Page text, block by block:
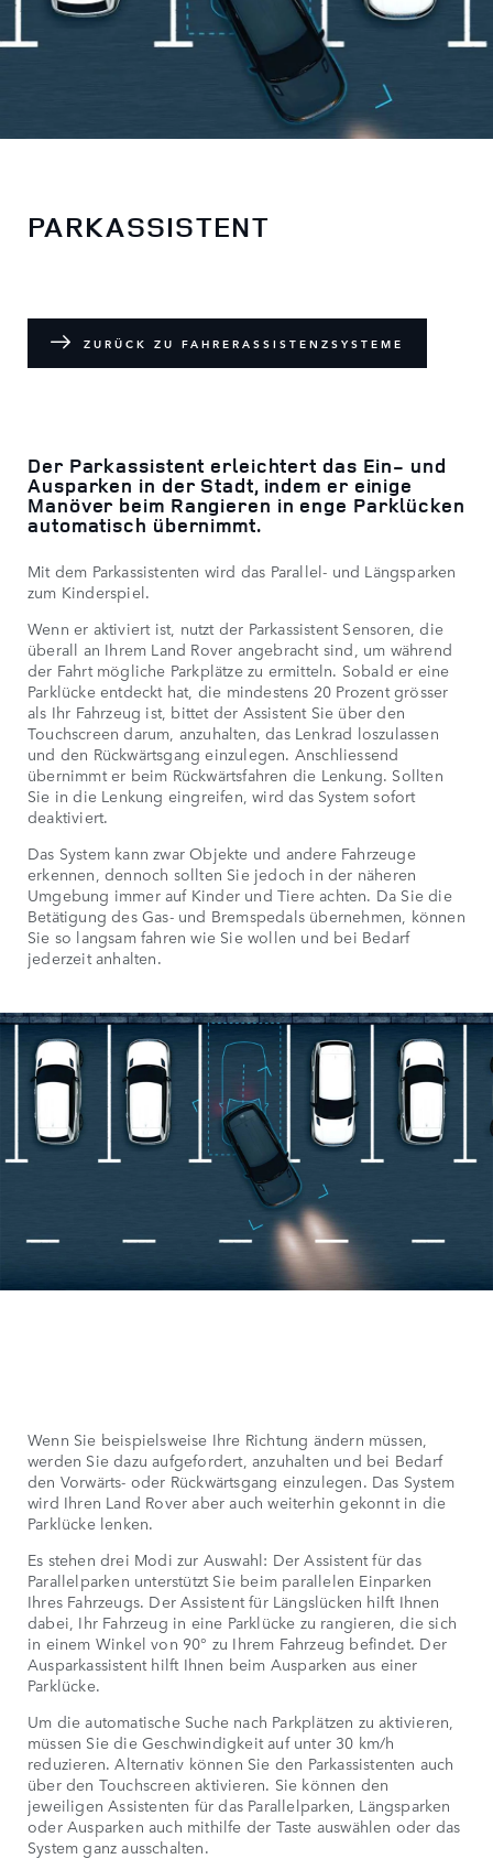
PARKASSISTENT
ZURÜCK ZU FAHRERASSISTENZSYSTEME
Der Parkassistent erleichtert das Ein- und
Ausparken in der Stadt, indem er einige
Manöver beim Rangieren in enge Parklücken
automatisch übernimmt.
Mit dem Parkassistenten wird das Parallel- und Längsparken
zum Kinderspiel.
Wenn er aktiviert ist, nutzt der Parkassistent Sensoren, die
überall an Ihrem Land Rover angebracht sind, um während
der Fahrt mögliche Parkplätze zu ermitteln. Sobald er eine
Parklücke entdeckt hat, die mindestens 20 Prozent grösser
als Ihr Fahrzeug ist, bittet der Assistent Sie über den
Touchscreen darum, anzuhalten, das Lenkrad loszulassen
und den Rückwärtsgang einzulegen. Anschliessend
übernimmt er beim Rückwärtsfahren die Lenkung. Sollten
Sie in die Lenkung eingreifen, wird das System sofort
deaktiviert.
Das System kann zwar Objekte und andere Fahrzeuge
erkennen, dennoch sollten Sie jedoch in der näheren
Umgebung immer auf Kinder und Tiere achten. Da Sie die
Betätigung des Gas- und Bremspedals übernehmen, können
Sie so langsam fahren wie Sie wollen und bei Bedarf
jederzeit anhalten.
Wenn Sie beispielsweise Ihre Richtung ändern müssen,
werden Sie dazu aufgefordert, anzuhalten und bei Bedarf
den Vorwärts- oder Rückwärtsgang einzulegen. Das System
wird Ihren Land Rover aber auch weiterhin gekonnt in die
Parklücke lenken.
Es stehen drei Modi zur Auswahl: Der Assistent für das
Parallelparken unterstützt Sie beim parallelen Einparken
Ihres Fahrzeugs. Der Assistent für Längslücken hilft Ihnen
dabei, Ihr Fahrzeug in eine Parklücke zu rangieren, die sich
in einem Winkel von 90° zu Ihrem Fahrzeug befindet. Der
Ausparkassistent hilft Ihnen beim Ausparken aus einer
Parklücke.
Um die automatische Suche nach Parkplätzen zu aktivieren,
müssen Sie die Geschwindigkeit auf unter 30 km/h
reduzieren. Alternativ können Sie den Parkassistenten auch
über den Touchscreen aktivieren. Sie können den
jeweiligen Assistenten für das Parallelparken, Längsparken
oder Ausparken auch mithilfe der Taste auswählen oder das
System ganz ausschalten.